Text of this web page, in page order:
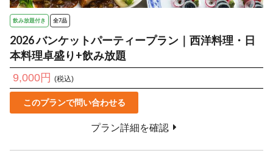
飲み放題付き 全7品
2026 バンケットパーティープラン｜西洋料理・日
本料理卓盛り+飲み放題
9,000円 (税込)
このプランで問い合わせる
プラン詳細を確認